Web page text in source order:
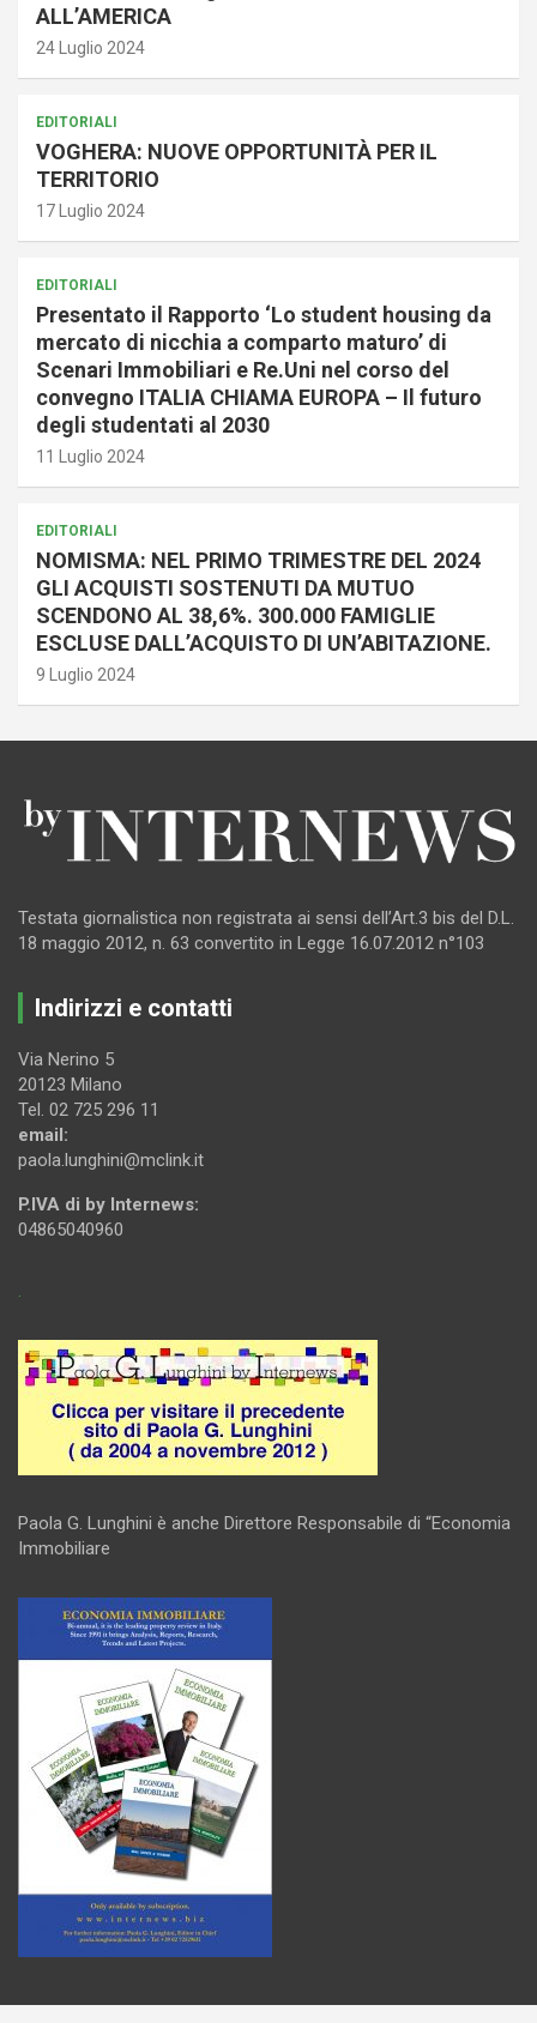
ALL’AMERICA
24 Luglio 2024
EDITORIALI
VOGHERA: NUOVE OPPORTUNITÀ PER IL
TERRITORIO
17 Luglio 2024
EDITORIALI
Presentato il Rapporto ‘Lo student housing da
mercato di nicchia a comparto maturo’ di
Scenari Immobiliari e Re.Uni nel corso del
convegno ITALIA CHIAMA EUROPA – Il futuro
degli studentati al 2030
11 Luglio 2024
EDITORIALI
NOMISMA: NEL PRIMO TRIMESTRE DEL 2024
GLI ACQUISTI SOSTENUTI DA MUTUO
SCENDONO AL 38,6%. 300.000 FAMIGLIE
ESCLUSE DALL’ACQUISTO DI UN’ABITAZIONE.
9 Luglio 2024
Testata giornalistica non registrata ai sensi dell’Art.3 bis del D.L.
18 maggio 2012, n. 63 convertito in Legge 16.07.2012 n°103
Indirizzi e contatti
Via Nerino 5
20123 Milano
Tel. 02 725 296 11
email:
paola.lunghini@mclink.it
P.IVA di by Internews:
04865040960
.
Paola G. Lunghini è anche Direttore Responsabile di “Economia
Immobiliare